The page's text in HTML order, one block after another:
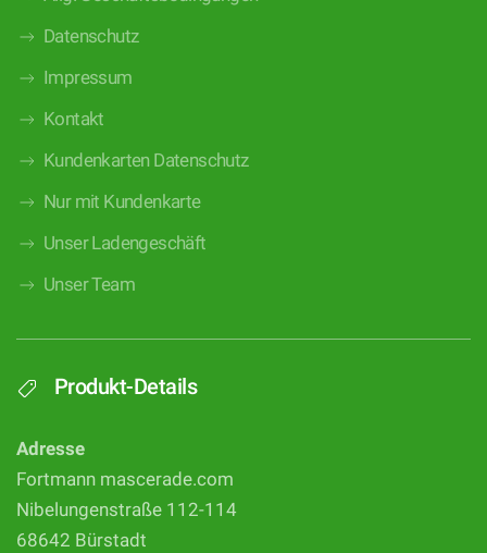
Datenschutz
Impressum
Kontakt
Kundenkarten Datenschutz
Nur mit Kundenkarte
Unser Ladengeschäft
Unser Team
Produkt-Details
Adresse
Fortmann mascerade.com
Nibelungenstraße 112-114
68642 Bürstadt